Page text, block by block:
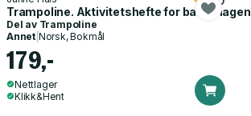
Trampoline. Aktivitetshefte for barnehagen
Del av Trampoline
Annet Norsk, Bokmål
179,-
Nettlager
Klikk&Hent